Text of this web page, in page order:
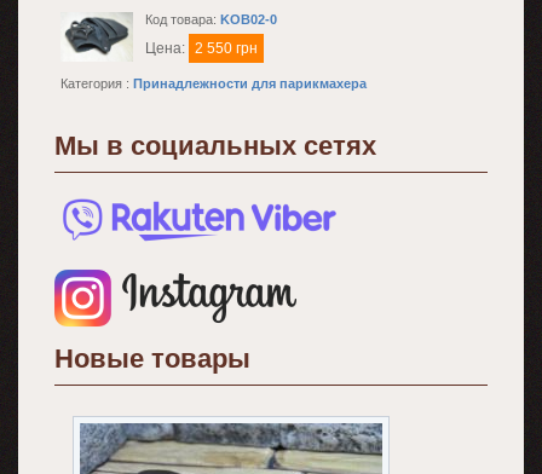
Код товара: KOB02-0
Цена: 2 550 грн
Категория : Принадлежности для парикмахера
Мы в социальных сетях
Новые товары